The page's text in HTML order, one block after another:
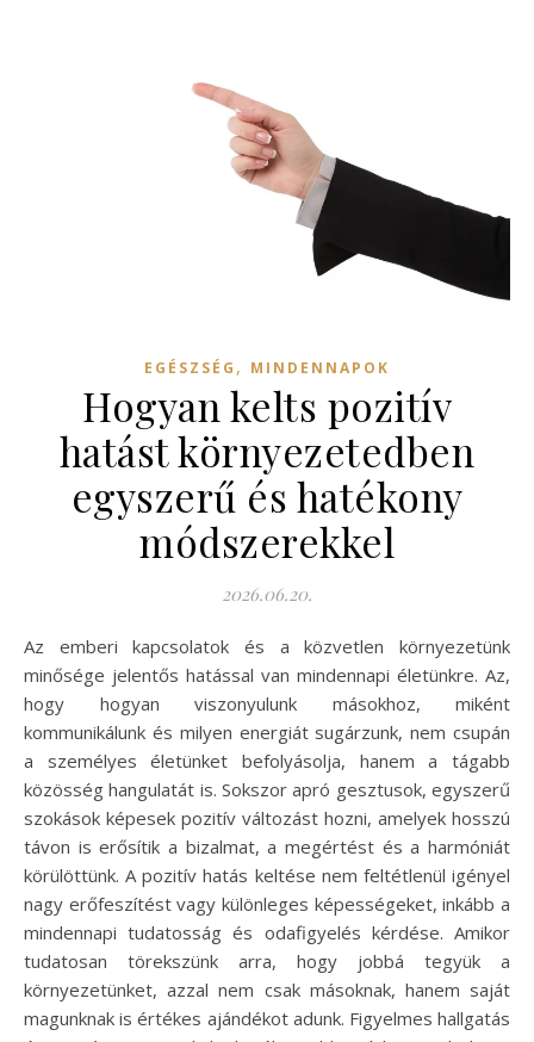
EGÉSZSÉG , MINDENNAPOK
Hogyan kelts pozitív
hatást környezetedben
egyszerű és hatékony
módszerekkel
2026.06.20.
Az emberi kapcsolatok és a közvetlen környezetünk
minősége jelentős hatással van mindennapi életünkre. Az,
hogy hogyan viszonyulunk másokhoz, miként
kommunikálunk és milyen energiát sugárzunk, nem csupán
a személyes életünket befolyásolja, hanem a tágabb
közösség hangulatát is. Sokszor apró gesztusok, egyszerű
szokások képesek pozitív változást hozni, amelyek hosszú
távon is erősítik a bizalmat, a megértést és a harmóniát
körülöttünk. A pozitív hatás keltése nem feltétlenül igényel
nagy erőfeszítést vagy különleges képességeket, inkább a
mindennapi tudatosság és odafigyelés kérdése. Amikor
tudatosan törekszünk arra, hogy jobbá tegyük a
környezetünket, azzal nem csak másoknak, hanem saját
magunknak is értékes ajándékot adunk. Figyelmes hallgatás